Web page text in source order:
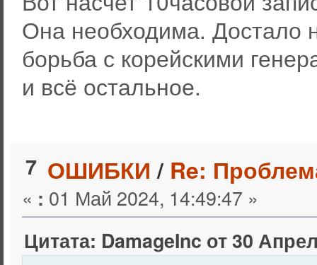
Она необходима.
борьба с корейскими
и всё остальное.
7 ОШИБКИ / Re:
« : 01 Май 2024, 14:49:47 »
Цитата: DamageInc от 30